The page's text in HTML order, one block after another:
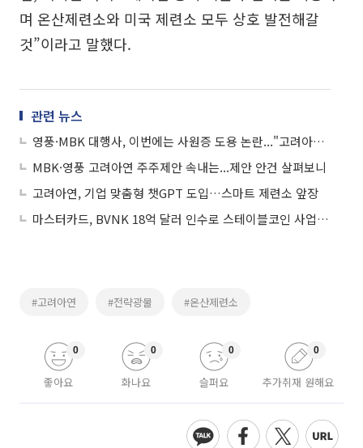
며 온산제련소와 미국 제련소 모두 상호 발전해갈
것”이라고 말했다.
관련 뉴스
영풍·MBK 대행사, 이번에는 사원증 도용 논란..."고려아연 측으로 오해"
MBK·영풍 고려아연 주주제안 속내는...제안 안건 살펴보니
고려아연, 기업 맞춤형 챗GPT 도입…스마트 제련소 앞장
마스터카드, BVNK 18억 달러 인수로 스테이블코인 사업 본격 확장
#고려아연 #전략광물 #온산제련소
좋아요
0
화나요
0
슬퍼요
0
추가취재 원해요
0